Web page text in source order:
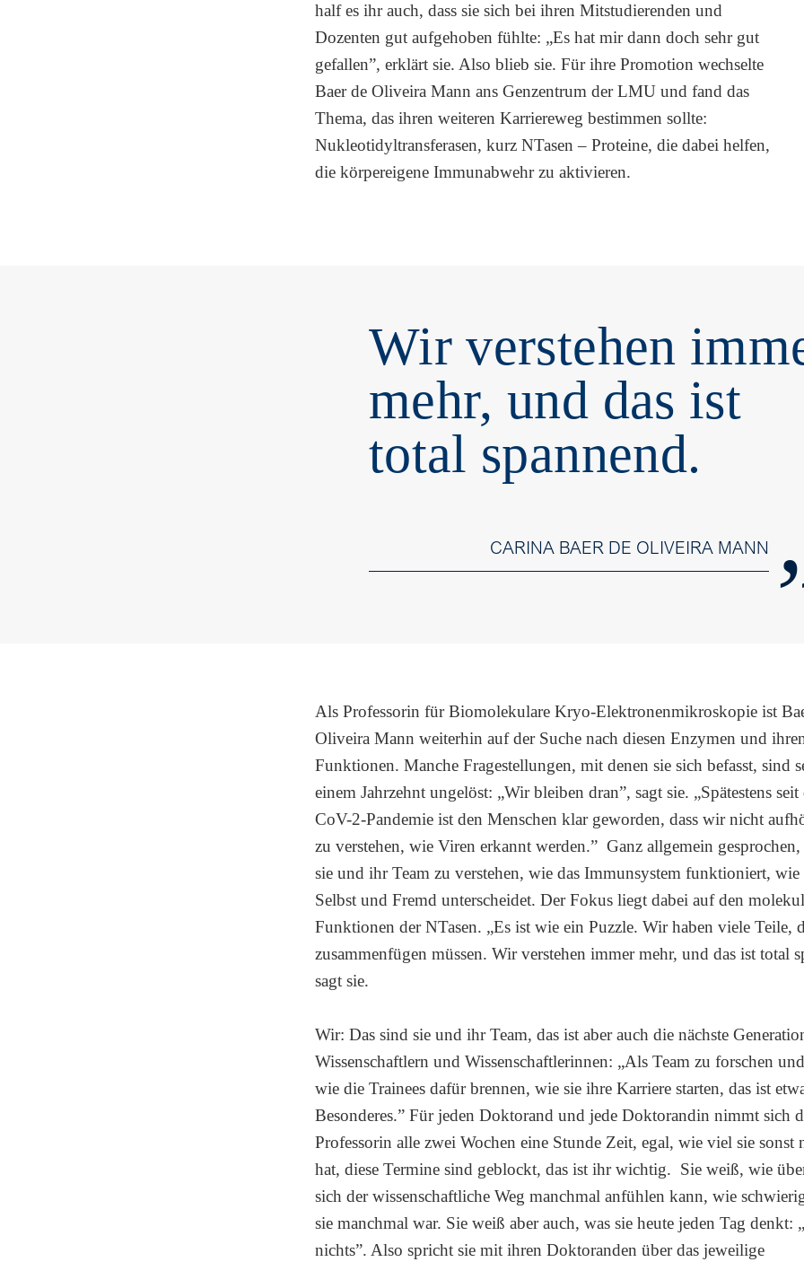
half es ihr auch, dass sie sich bei ihren Mitstudierenden und
Dozenten gut aufgehoben fühlte: „Es hat mir dann doch sehr gut
gefallen”, erklärt sie. Also blieb sie. Für ihre Promotion wechselte
Baer de Oliveira Mann ans Genzentrum der LMU und fand das
Thema, das ihren weiteren Karriereweg bestimmen sollte:
Nukleotidyltransferasen, kurz NTasen – Proteine, die dabei helfen,
die körpereigene Immunabwehr zu aktivieren.
Wir verstehen
mehr, und das ist
total spannend.
CARINA BAER DE OLIVEIRA MANN
Als Professorin für Biomolekulare Kryo-Elektronenmikroskopie ist
Oliveira Mann weiterhin auf der Suche nach diesen Enzymen und
Funktionen. Manche Fragestellungen, mit denen sie sich befasst, sind
einem Jahrzehnt ungelöst: „Wir bleiben dran”, sagt sie. „Spätestens
CoV-2-Pandemie ist den Menschen klar geworden, dass wir nicht
zu verstehen, wie Viren erkannt werden.” Ganz allgemein gesprochen,
sie und ihr Team zu verstehen, wie das Immunsystem funktioniert, wie
Selbst und Fremd unterscheidet. Der Fokus liegt dabei auf den
Funktionen der NTasen. „Es ist wie ein Puzzle. Wir haben viele Teile,
zusammenfügen müssen. Wir verstehen immer mehr, und das ist total
sagt sie.
Wir: Das sind sie und ihr Team, das ist aber auch die nächste
Wissenschaftlern und Wissenschaftlerinnen: „Als Team zu forschen
wie die Trainees dafür brennen, wie sie ihre Karriere starten, das ist
Besonderes.” Für jeden Doktorand und jede Doktorandin nimmt sich
Professorin alle zwei Wochen eine Stunde Zeit, egal, wie viel sie sonst
hat, diese Termine sind geblockt, das ist ihr wichtig. Sie weiß, wie
sich der wissenschaftliche Weg manchmal anfühlen kann, wie
sie manchmal war. Sie weiß aber auch, was sie heute jeden Tag denkt:
nichts”. Also spricht sie mit ihren Doktoranden über das jeweilige